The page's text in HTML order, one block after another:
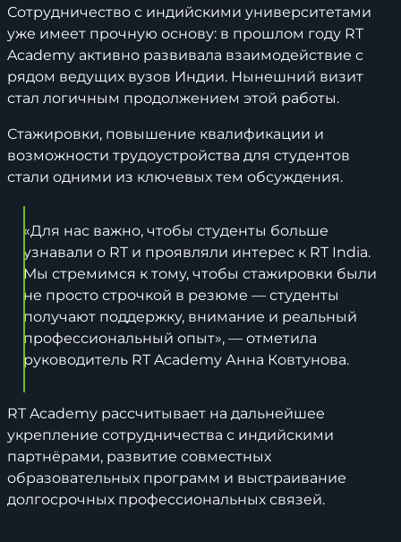
Сотрудничество с индийскими университетами
уже имеет прочную основу: в прошлом году RT
Academy активно развивала взаимодействие с
рядом ведущих вузов Индии. Нынешний визит
стал логичным продолжением этой работы.
Стажировки, повышение квалификации и
возможности трудоустройства для студентов
стали одними из ключевых тем обсуждения.
«Для нас важно, чтобы студенты больше
узнавали о RT и проявляли интерес к RT India.
Мы стремимся к тому, чтобы стажировки были
не просто строчкой в резюме — студенты
получают поддержку, внимание и реальный
профессиональный опыт», — отметила
руководитель RT Academy Анна Ковтунова.
RT Academy рассчитывает на дальнейшее
укрепление сотрудничества с индийскими
партнёрами, развитие совместных
образовательных программ и выстраивание
долгосрочных профессиональных связей.